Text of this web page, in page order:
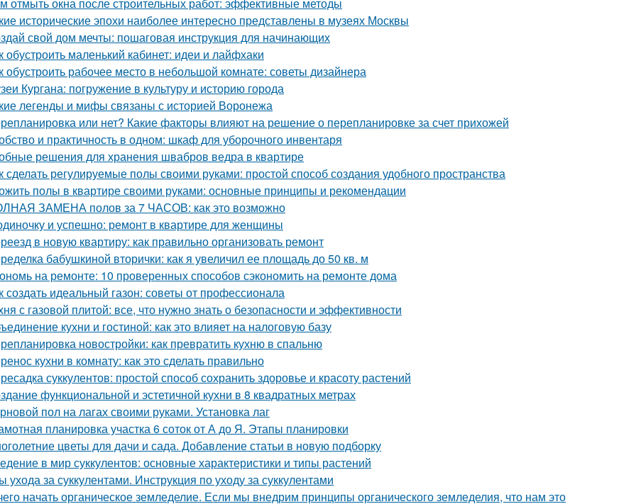
исторические эпохи наиболее интересно представлены в музеях Москвы
свой дом мечты: пошаговая инструкция для начинающих
обустроить маленький кабинет: идеи и лайфхаки
обустроить рабочее место в небольшой комнате: советы дизайнера
Кургана: погружение в культуру и историю города
легенды и мифы связаны с историей Воронежа
или нет? Какие факторы влияют на решение о перепланировке за счет прихожей
и практичность в одном: шкаф для уборочного инвентаря
решения для хранения швабров ведра в квартире
сделать регулируемые полы своими руками: простой способ создания удобного пространства
полы в квартире своими руками: основные принципы и рекомендации
ЗАМЕНА полов за 7 ЧАСОВ: как это возможно
и успешно: ремонт в квартире для женщины
в новую квартиру: как правильно организовать ремонт
бабушкиной вторички: как я увеличил ее площадь до 50 кв. м
на ремонте: 10 проверенных способов сэкономить на ремонте дома
создать идеальный газон: советы от профессионала
с газовой плитой: все, что нужно знать о безопасности и эффективности
кухни и гостиной: как это влияет на налоговую базу
новостройки: как превратить кухню в спальню
кухни в комнату: как это сделать правильно
суккулентов: простой способ сохранить здоровье и красоту растений
функциональной и эстетичной кухни в 8 квадратных метрах
пол на лагах своими руками. Установка лаг
планировка участка 6 соток от А до Я. Этапы планировки
цветы для дачи и сада. Добавление статьи в новую подборку
в мир суккулентов: основные характеристики и типы растений
ухода за суккулентами. Инструкция по уходу за суккулентами
начать органическое земледелие. Если мы внедрим принципы органического земледелия, что нам это